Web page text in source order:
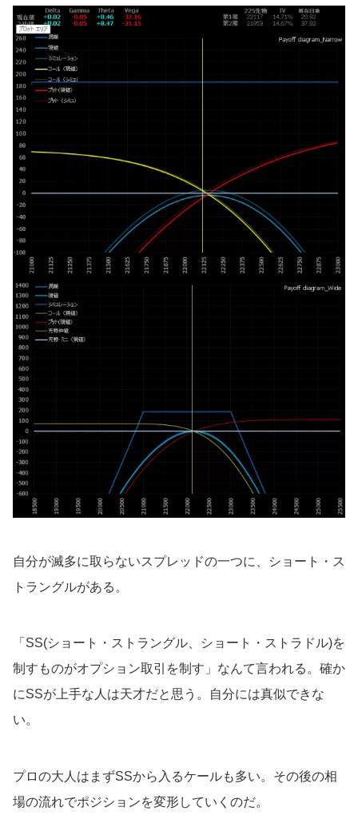
自分が滅多に取らないスプレッドの一つに、ショート・ス
トラングルがある。
「SS(ショート・ストラングル、ショート・ストラドル)を
制すものがオプション取引を制す」なんて言われる。確か
にSSが上手な人は天才だと思う。自分には真似できな
い。
プロの大人はまずSSから入るケールも多い。その後の相
場の流れでポジションを変形していくのだ。